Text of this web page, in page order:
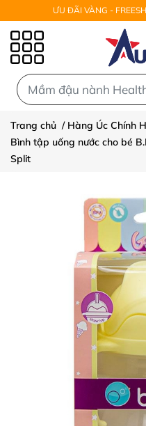
ƯU ĐÃI VÀNG -
Trang chủ / Hàng Úc Chính
Bình tập uống nước cho bé
Split